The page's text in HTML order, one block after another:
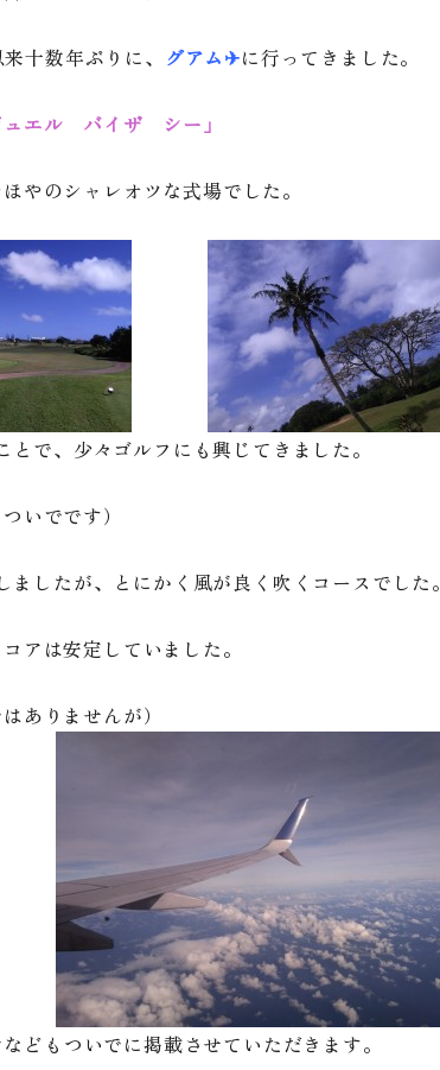
十数年ぶりに、 グアム✈に行ってきました。
ュエル バイザ シー」
やのシャレオツな式場でした。
で、少々ゴルフにも興じてきました。
いでです）
したが、とにかく風が良く吹くコースでした。
アは安定していました。
ありませんが）
どもついでに掲載させていただきます。